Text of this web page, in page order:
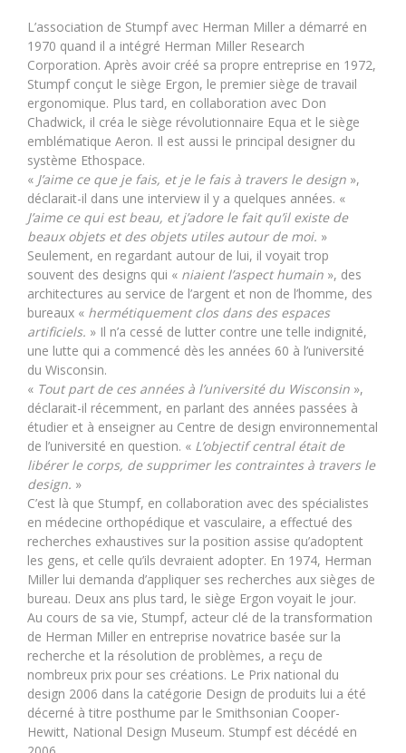
L’association de Stumpf avec Herman Miller a démarré en
1970 quand il a intégré Herman Miller Research
Corporation. Après avoir créé sa propre entreprise en 1972,
Stumpf conçut le siège Ergon, le premier siège de travail
ergonomique. Plus tard, en collaboration avec Don
Chadwick, il créa le siège révolutionnaire Equa et le siège
emblématique Aeron. Il est aussi le principal designer du
système Ethospace.
« J’aime ce que je fais, et je le fais à travers le design »,
déclarait-il dans une interview il y a quelques années. «
J’aime ce qui est beau, et j’adore le fait qu’il existe de
beaux objets et des objets utiles autour de moi. »
Seulement, en regardant autour de lui, il voyait trop
souvent des designs qui « niaient l’aspect humain », des
architectures au service de l’argent et non de l’homme, des
bureaux « hermétiquement clos dans des espaces
artificiels. » Il n’a cessé de lutter contre une telle indignité,
une lutte qui a commencé dès les années 60 à l’université
du Wisconsin.
« Tout part de ces années à l’université du Wisconsin »,
déclarait-il récemment, en parlant des années passées à
étudier et à enseigner au Centre de design environnemental
de l’université en question. « L’objectif central était de
libérer le corps, de supprimer les contraintes à travers le
design. »
C’est là que Stumpf, en collaboration avec des spécialistes
en médecine orthopédique et vasculaire, a effectué des
recherches exhaustives sur la position assise qu’adoptent
les gens, et celle qu’ils devraient adopter. En 1974, Herman
Miller lui demanda d’appliquer ses recherches aux sièges de
bureau. Deux ans plus tard, le siège Ergon voyait le jour.
Au cours de sa vie, Stumpf, acteur clé de la transformation
de Herman Miller en entreprise novatrice basée sur la
recherche et la résolution de problèmes, a reçu de
nombreux prix pour ses créations. Le Prix national du
design 2006 dans la catégorie Design de produits lui a été
décerné à titre posthume par le Smithsonian Cooper-
Hewitt, National Design Museum. Stumpf est décédé en